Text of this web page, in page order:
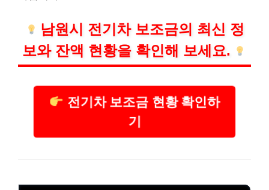
남원시 전기차 보조금의 최신 정
보와 잔액 현황을 확인해 보세요.
전기차 보조금 현황 확인하
기